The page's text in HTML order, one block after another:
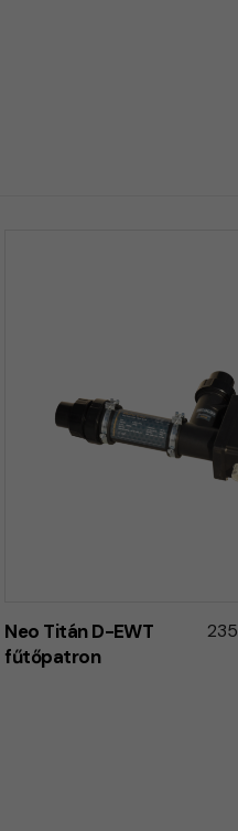
Neo Titán D-EWT
fűtőpatron